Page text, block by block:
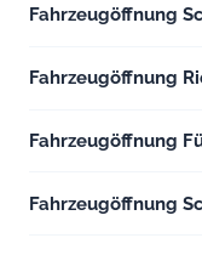
Fahrzeugöffnung
Fahrzeugöffnung
Fahrzeugöffnung
Fahrzeugöffnung